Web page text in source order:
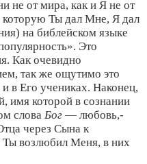
не от мира, как и Я не от
Ты дал Мне, Я дал
на библейском языке
Это
Как очевидно
так же ощутимо это
в Его учениках. Наконец,
имя которой в сознании
слова Бог — любовь,-
через Сына к
возлюбил Меня, в них